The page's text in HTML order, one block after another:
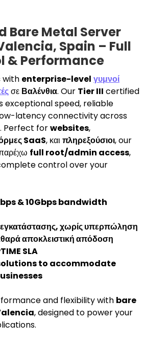
Bare Metal Server
Spain – Full
& Performance
with enterprise-level γυμνοί
σε Βαλένθια. Our Tier III certified
exceptional speed, reliable
latency connectivity across
Perfect forwebsites,
SaaS, και πληρεξούσιοι, our
full root/admin access,
control over your
& 10Gbps bandwidth
εγκατάστασης, χωρίς υπερπώληση
αποκλειστική απόδοση
SLA
to accommodate
and flexibility with bare
, designed to power your